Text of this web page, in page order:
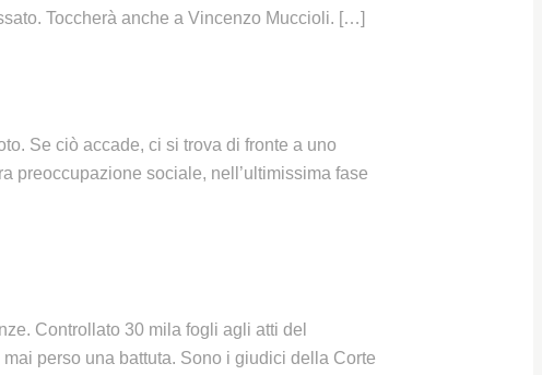
Toccherà anche a Vincenzo Muccioli. […]
Se ciò accade, ci si trova di fronte a uno
preoccupazione sociale, nell’ultimissima fase
Controllato 30 mila fogli agli atti del
perso una battuta. Sono i giudici della Corte